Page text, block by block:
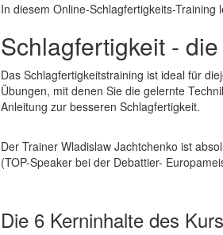
In diesem Online-Schlagfertigkeits-
Schlagfertigkeit -
Das Schlagfertigkeitstraining ist ideal für
Übungen, mit denen Sie die gelernte
Anleitung zur besseren Schlagfertigkeit.
Der Trainer Wladislaw Jachtchenko ist
(TOP-Speaker bei der Debattier-
Die 6 Kerninhalte des